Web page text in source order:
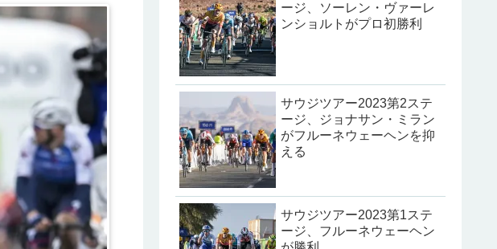
ージ、ソーレン・ヴァーレ
ンショルトがプロ初勝利
サウジツアー2023第2ステ
ージ、ジョナサン・ミラン
がフルーネウェーヘンを抑
える
サウジツアー2023第1ステ
ージ、フルーネウェーヘン